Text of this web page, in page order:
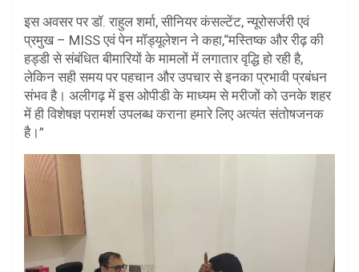
इस अवसर पर डॉ. राहुल शर्मा, सीनियर कंसल्टेंट, न्यूरोसर्जरी एवं
प्रमुख – MISS एवं पेन मॉड्यूलेशन ने कहा,“मस्तिष्क और रीढ़ की
हड्डी से संबंधित बीमारियों के मामलों में लगातार वृद्धि हो रही है,
लेकिन सही समय पर पहचान और उपचार से इनका प्रभावी प्रबंधन
संभव है। अलीगढ़ में इस ओपीडी के माध्यम से मरीजों को उनके शहर
में ही विशेषज्ञ परामर्श उपलब्ध कराना हमारे लिए अत्यंत संतोषजनक
है।”